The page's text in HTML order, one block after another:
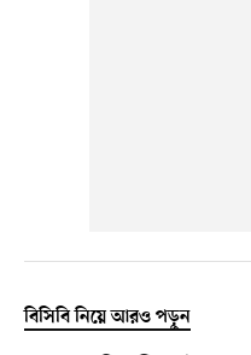
বিসিবি নিয়ে আরও পড়ুন